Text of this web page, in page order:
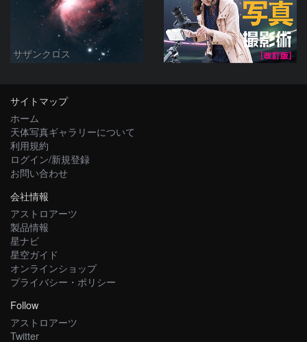
サザンクロス
サイトマップ
ホーム
天体写真ギャラリーについて
利用規約
ログイン/新規登録
お問い合わせ
会社情報
アストロアーツ
製品情報
星ナビ
星空ガイド
オンラインショップ
プライバシー・ポリシー
Follow
アストロアーツ
Twitter